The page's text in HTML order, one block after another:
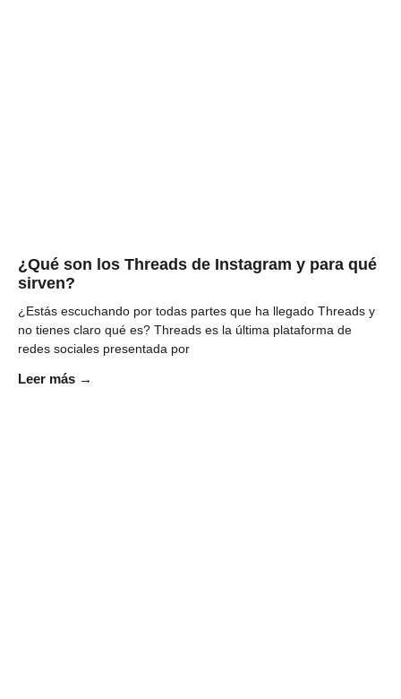
¿Qué son los Threads de Instagram y para qué
sirven?
¿Estás escuchando por todas partes que ha llegado Threads y
no tienes claro qué es? Threads es la última plataforma de
redes sociales presentada por
Leer más →